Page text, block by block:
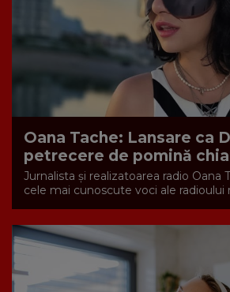
Oana Tache: Lansare ca
petrecere de pomină
Jurnalista și realizatoarea radio Oana
cele mai cunoscute voci ale radioului